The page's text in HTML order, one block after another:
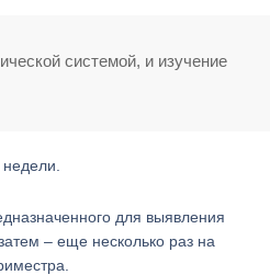
системой, и изучение
для выявления
– еще несколько раз на